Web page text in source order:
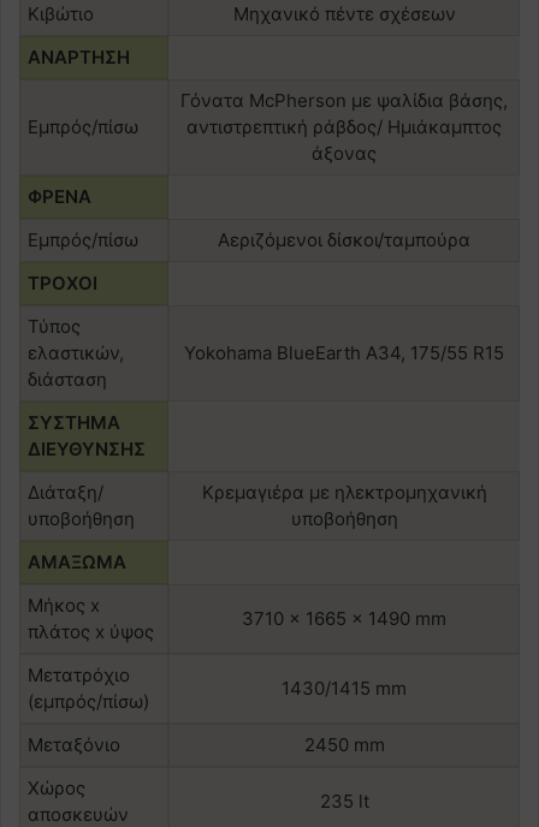
Κιβώτιο
Μηχανικό πέντε σχέσεων
ΑΝΑΡΤΗΣΗ
Εμπρός/πίσω
Γόνατα McPherson με ψαλίδια βάσης,
αντιστρεπτική ράβδος/ Ημιάκαμπτος
άξονας
ΦΡΕΝΑ
Εμπρός/πίσω
Αεριζόμενοι δίσκοι/ταμπούρα
ΤΡΟΧΟΙ
Τύπος
ελαστικών,
διάσταση
Yokohama BlueEarth A34, 175/55 R15
ΣΥΣΤΗΜΑ
ΔΙΕΥΘΥΝΣΗΣ
Διάταξη/
υποβοήθηση
Κρεμαγιέρα με ηλεκτρομηχανική
υποβοήθηση
ΑΜΑΞΩΜΑ
Μήκος x
πλάτος x ύψος
3710 x 1665 x 1490 mm
Μετατρόχιο
(εμπρός/πίσω)
1430/1415 mm
Μεταξόνιο
2450 mm
Χώρος
αποσκευών
235 lt